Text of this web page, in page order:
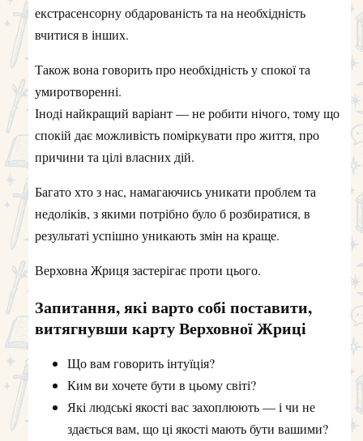
екстрасенсорну обдарованість та на необхідність
вчитися в інших.
Також вона говорить про необхідність у спокої та
умиротворенні.
Іноді найкращий варіант — не робити нічого, тому що
спокій дає можливість поміркувати про життя, про
причини та цілі власних дій.
Багато хто з нас, намагаючись уникати проблем та
недоліків, з якими потрібно було б розбиратися, в
результаті успішно уникають змін на краще.
Верховна Жриця застерігає проти цього.
Запитання, які варто собі поставити,
витягнувши карту Верховної Жриці
Що вам говорить інтуїція?
Ким ви хочете бути в цьому світі?
Які людські якості вас захоплюють — і чи не
здається вам, що ці якості мають бути вашими?